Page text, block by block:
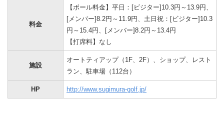
料金
【ボール料金】平日：[ビジター]10.3円～13.9円、
[メンバー]8.2円～11.9円、土日祝：[ビジター]10.3
円～15.4円、[メンバー]8.2円～13.4円
【打席料】なし
施設
オートティアップ（1F、2F）、ショップ、レスト
ラン、駐車場（112台）
HP http://www.sugimura-golf.jp/